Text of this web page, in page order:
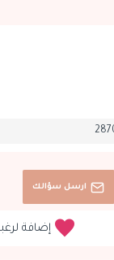
ارسل سؤالك
إضافة